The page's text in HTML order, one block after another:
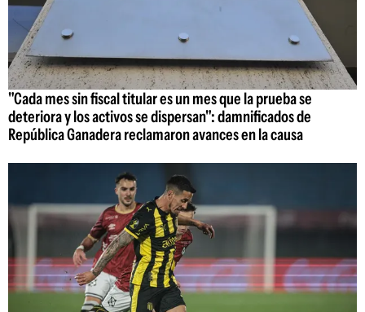
"Cada mes sin fiscal titular es un mes que la prueba se
deteriora y los activos se dispersan": damnificados de
República Ganadera reclamaron avances en la causa